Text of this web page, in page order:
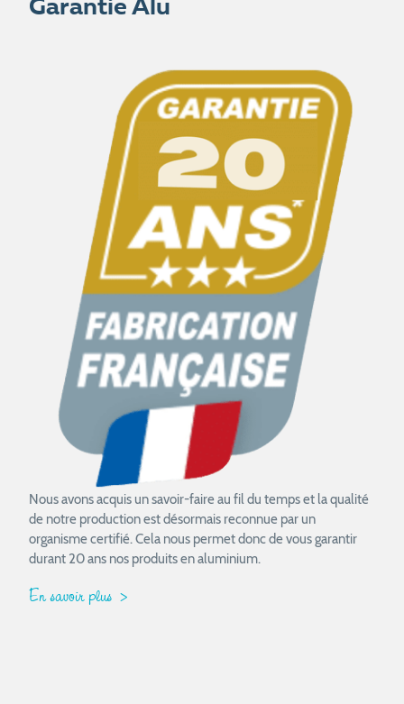
Garantie Alu
Nous avons acquis un savoir-faire au fil du temps et la qualité
de notre production est désormais reconnue par un
organisme certifié. Cela nous permet donc de vous garantir
durant 20 ans nos produits en aluminium.
En savoir plus